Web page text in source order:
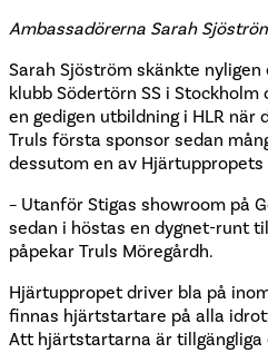
Ambassadörerna Sarah
Sarah Sjöström skänkte
klubb Södertörn SS i
en gedigen utbildning i HLR när
Truls första sponsor sedan
dessutom en av
– Utanför Stigas showroom på
sedan i höstas en dygnet-runt
påpekar Truls Möregårdh.
Hjärtuppropet driver bla på
finnas hjärtstartare på alla
Att hjärtstartarna är tillgängliga